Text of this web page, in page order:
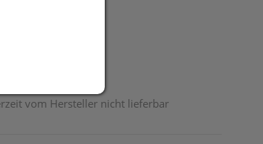
vom Hersteller nicht lieferbar